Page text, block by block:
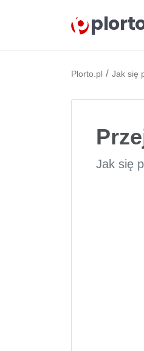
Plorto.pl / Jak się
Jak się